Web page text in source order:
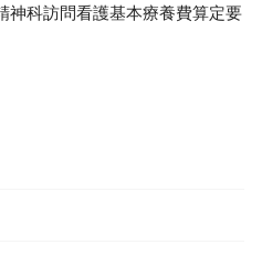
神科訪問看護基本療養費算定要